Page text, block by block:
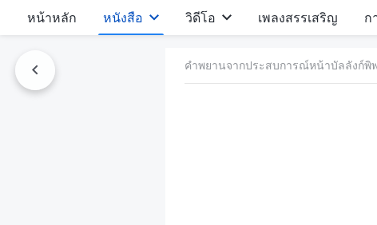
หน้าหลัก หนังสือ วิดีโอ เพลงสรรเสริญ ก
คำพยานจากประสบการณ์หน้าบัลลังก์พิ